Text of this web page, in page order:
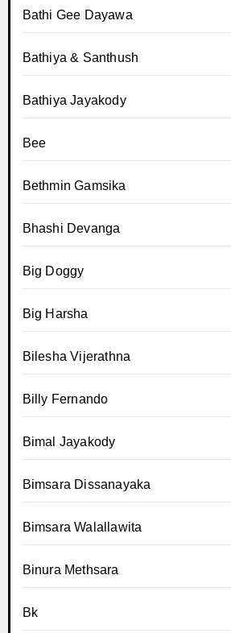
Bathi Gee Dayawa
Bathiya & Santhush
Bathiya Jayakody
Bee
Bethmin Gamsika
Bhashi Devanga
Big Doggy
Big Harsha
Bilesha Vijerathna
Billy Fernando
Bimal Jayakody
Bimsara Dissanayaka
Bimsara Walallawita
Binura Methsara
Bk